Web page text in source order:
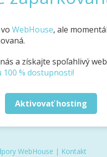
WebHouse, ale
a získajte spoľahlivý
100 % dostupnosti!
Aktivovať hosting
WebHouse | Kontakt